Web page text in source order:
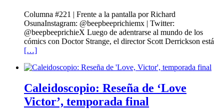
Columna #221 | Frente a la pantalla por Richard
OsunaInstagram: @beepbeeprichiemx | Twitter:
@beepbeeprichieX Luego de adentrarse al mundo de los
cómics con Doctor Strange, el director Scott Derrickson está
[…]
Caleidoscopio: Reseña de ‘Love
Victor’, temporada final